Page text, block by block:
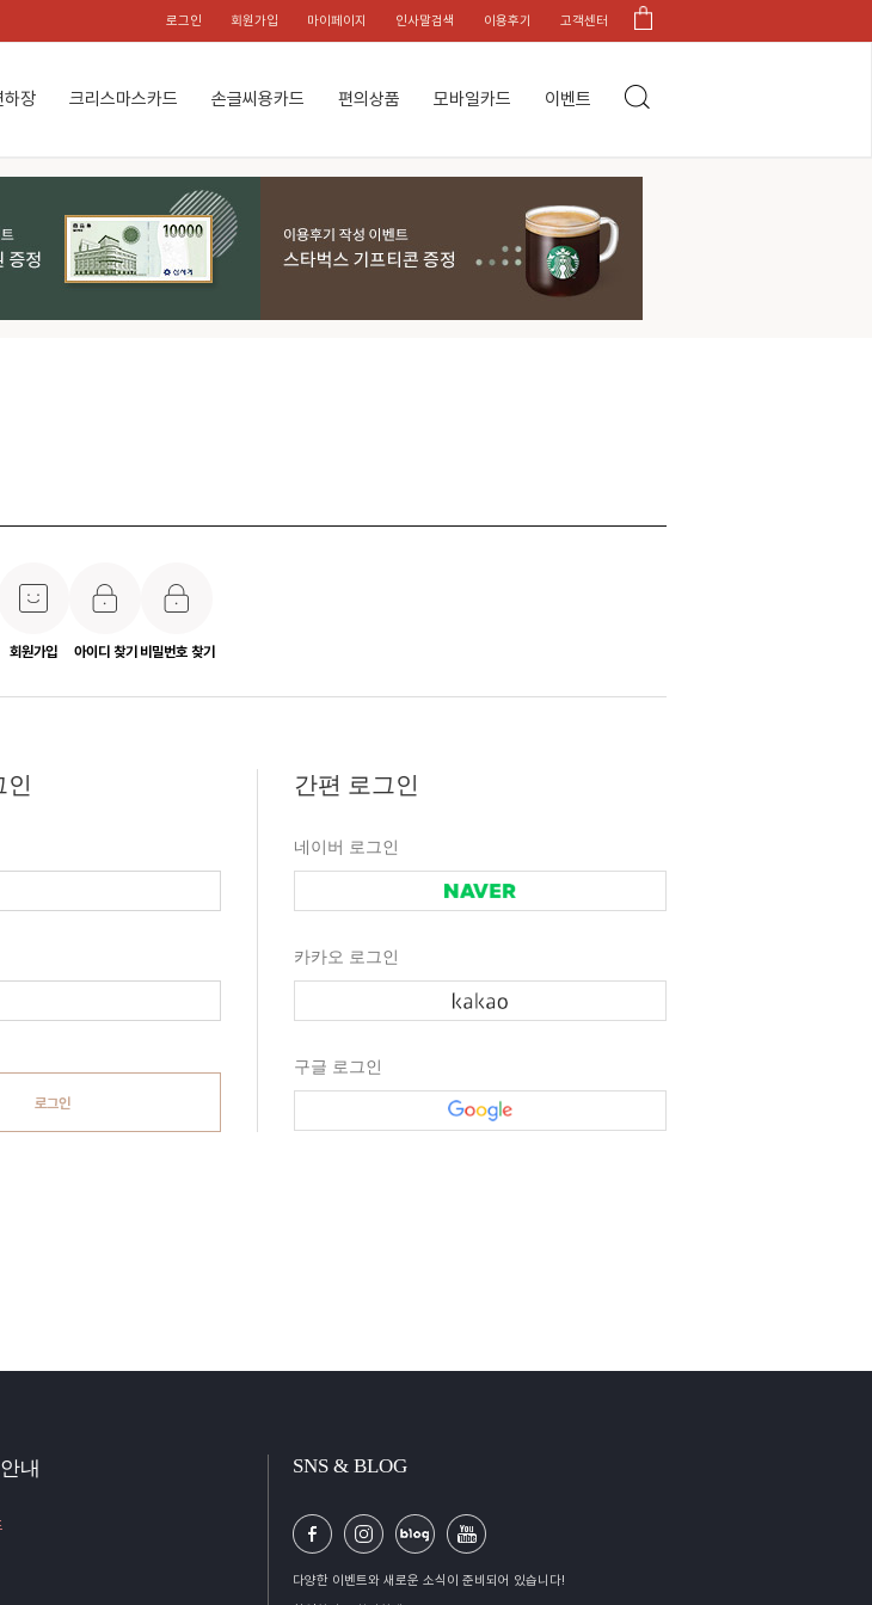
로그인 회원가입 마이페이지 인사말검색 이용후기 고객센터
장 크리스마스카드 손글씨용카드 편의상품 모바일카드 이벤트
회원가입 아이디 찾기 비밀번호 찾기
인
로그인
간편 로그인
네이버 로그인
카카오 로그인
구글 로그인
내 SNS & BLOG
다양한 이벤트와 새로운 소식이 준비되어 있습니다!